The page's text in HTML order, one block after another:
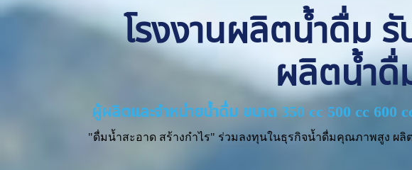
โรงงานผลิตน้ำดื่ม
ผลิตน้ำ
ผู้ผลิตและจำหน่ายน้ำดื่ม ขนาด 350 cc 500 cc 600
"ดื่มน้ำสะอาด สร้างกำไร" ร่วมลงทุนในธุรกิจน้ำดื่มคุณภาพสูง ผ